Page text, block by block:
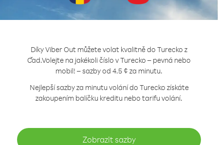
Díky Viber Out můžete volat kvalitně do Turecko z
Čad.Volejte na jakékoli číslo v Turecko – pevná nebo
mobil! – sazby od 4.5 ¢ za minutu.
Nejlepší sazby za minutu volání do Turecko získáte
zakoupením balíčku kreditu nebo tarifu volání.
Zobrazit sazby